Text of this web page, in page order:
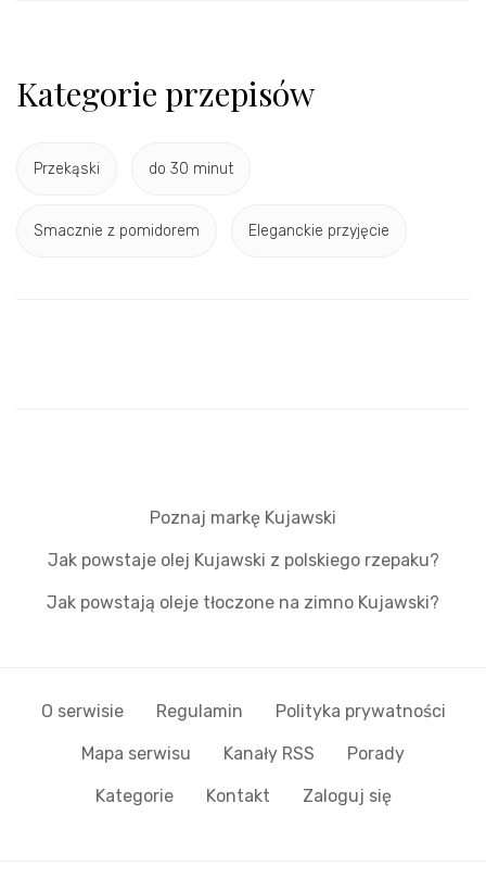
Kategorie przepisów
Przekąski do 30 minut
Smacznie z pomidorem Eleganckie przyjęcie
Poznaj markę Kujawski
Jak powstaje olej Kujawski z polskiego rzepaku?
Jak powstają oleje tłoczone na zimno Kujawski?
O serwisie Regulamin Polityka prywatności
Mapa serwisu Kanały RSS Porady
Kategorie Kontakt Zaloguj się